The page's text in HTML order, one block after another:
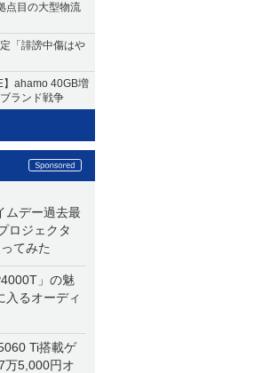
点目の大型物流
「誹謗中傷はや
】ahamo 40GB増
ランド戦争
ムデー過去最
ロジェクタ
てみた
」の魅
入るオーディ
Ti搭載ゲ
万5,000円オ